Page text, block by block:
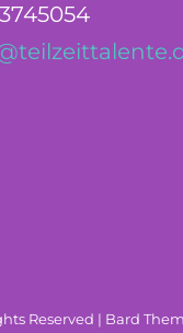
Reserved | Bard